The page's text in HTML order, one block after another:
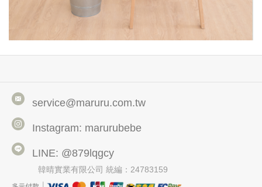
service@maruru.com.tw
Instagram: marurubebe
LINE: @879lqgcy
韓晴實業有限公司 統編：24783159